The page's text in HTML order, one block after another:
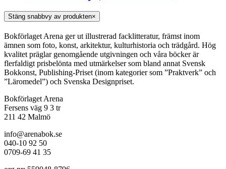
Stäng snabbvy av produkten×
Bokförlaget Arena ger ut illustrerad facklitteratur, främst inom
ämnen som foto, konst, arkitektur, kulturhistoria och trädgård. Hög
kvalitet präglar genomgående utgivningen och våra böcker är
flerfaldigt prisbelönta med utmärkelser som bland annat Svensk
Bokkonst, Publishing-Priset (inom kategorier som ”Praktverk” och
”Läromedel”) och Svenska Designpriset.
Bokförlaget Arena
Fersens väg 9 3 tr
211 42 Malmö
info@arenabok.se
040-10 92 50
0709-69 41 35